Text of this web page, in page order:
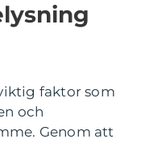
faktor som
och
Genom att